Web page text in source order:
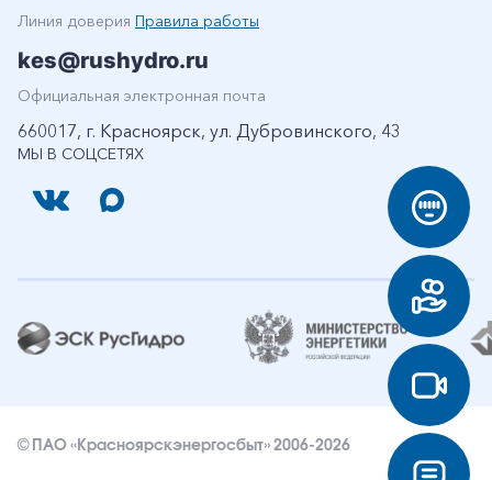
МЫ В СОЦСЕТЯХ
Линия доверия Правила работы
kes@rushydro.ru
Официальная электронная почта
660017, г. Красноярск, ул. Дубровинского, 43
© ПАО «Красноярскэнергосбыт» 2006-2026